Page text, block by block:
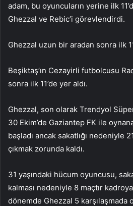
adam, bu oyuncuların yerine ilk
Ghezzal ve Rebic’i görevlendirdi.
Ghezzal uzun bir aradan sonra ilk
Beşiktaş’ın Cezayirli futbolcusu
sonra ilk 11’de yer aldı.
Ghezzal, son olarak Trendyol
30 Ekim’de Gaziantep FK ile
başladı ancak sakatlığı nedeniyle
çıkmak zorunda kaldı.
31 yaşındaki hücum oyuncusu,
kalması nedeniyle 8 maçtır
dönemde Ghezzal 5 karşılaşmada